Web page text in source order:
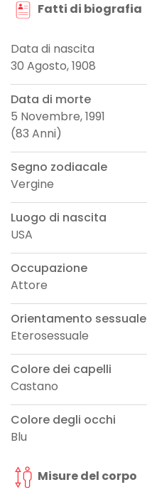
Fatti di biografia
Data di nascita
30 Agosto, 1908
Data di morte
5 Novembre, 1991
(83 Anni)
Segno zodiacale
Vergine
Luogo di nascita
USA
Occupazione
Attore
Orientamento sessuale
Eterosessuale
Colore dei capelli
Castano
Colore degli occhi
Blu
Misure del corpo